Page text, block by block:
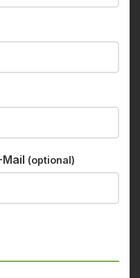
Mail (optional)